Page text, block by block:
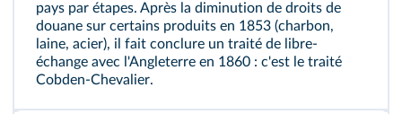
pays par étapes. Après la diminution de droits de
douane sur certains produits en 1853 (charbon,
laine, acier), il fait conclure un traité de libre-
échange avec l'Angleterre en 1860 : c'est le traité
Cobden‑Chevalier.